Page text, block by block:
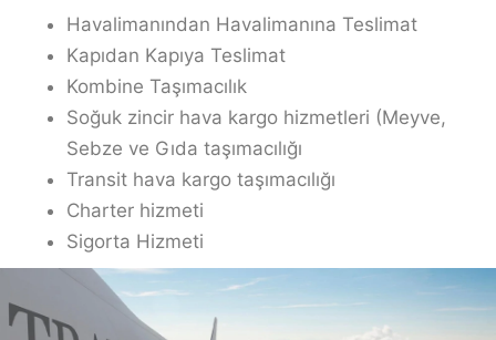
Havalimanından Havalimanına Teslimat
Kapıdan Kapıya Teslimat
Kombine Taşımacılık
Soğuk zincir hava kargo hizmetleri (Meyve,
Sebze ve Gıda taşımacılığı
Transit hava kargo taşımacılığı
Charter hizmeti
Sigorta Hizmeti